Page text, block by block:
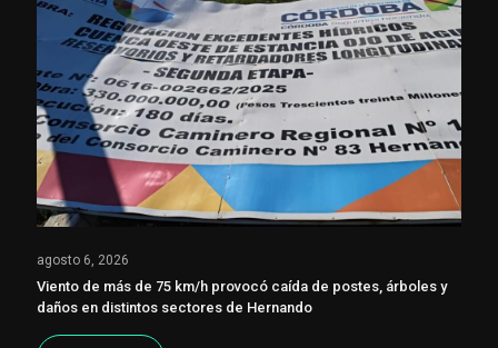
agosto 6, 2026
Viento de más de 75 km/h provocó caída de postes, árboles y
daños en distintos sectores de Hernando